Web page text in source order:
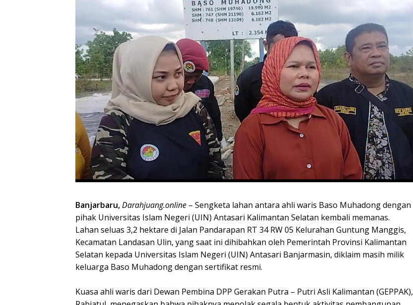
Banjarbaru,Darahjuang.online – Sengketa lahan antara ahli waris Baso Muhadong dengan
pihak Universitas Islam Negeri (UIN) Antasari Kalimantan Selatan kembali memanas.
Lahan seluas 3,2 hektare di Jalan Pandarapan RT 34 RW 05 Kelurahan Guntung Manggis,
Kecamatan Landasan Ulin, yang saat ini dihibahkan oleh Pemerintah Provinsi Kalimantan
Selatan kepada Universitas Islam Negeri (UIN) Antasari Banjarmasin, diklaim masih milik
keluarga Baso Muhadong dengan sertifikat resmi.
Kuasa ahli waris dari Dewan Pembina DPP Gerakan Putra – Putri Asli Kalimantan (GEPPAK),